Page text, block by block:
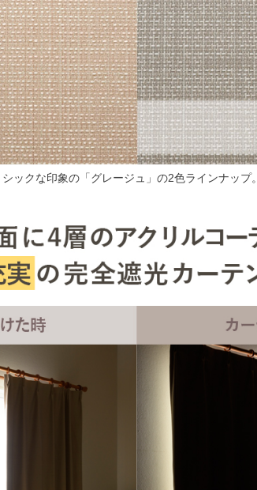
ックな印象の「グレージュ」の2色ラインナップ。